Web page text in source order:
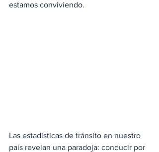
estamos conviviendo.
Las estadísticas de tránsito en nuestro
país revelan una paradoja: conducir por